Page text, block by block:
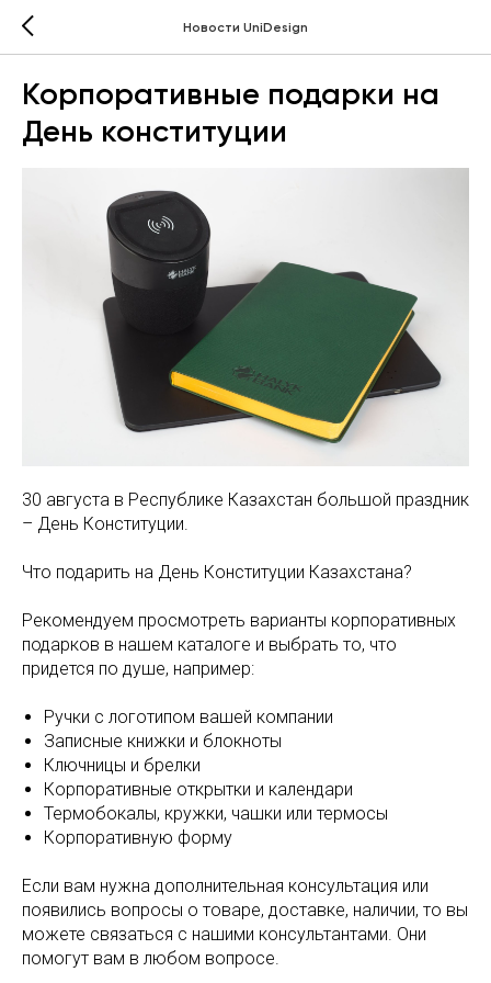
Новости UniDesign
Корпоративные подарки на
День конституции
30 августа в Республике Казахстан большой праздник
– День Конституции.
Что подарить на День Конституции Казахстана?
Рекомендуем просмотреть варианты корпоративных
подарков в нашем каталоге и выбрать то, что
придется по душе, например:
Ручки с логотипом вашей компании
Записные книжки и блокноты
Ключницы и брелки
Корпоративные открытки и календари
Термобокалы, кружки, чашки или термосы
Корпоративную форму
Если вам нужна дополнительная консультация или
появились вопросы о товаре, доставке, наличии, то вы
можете связаться с нашими консультантами. Они
помогут вам в любом вопросе.